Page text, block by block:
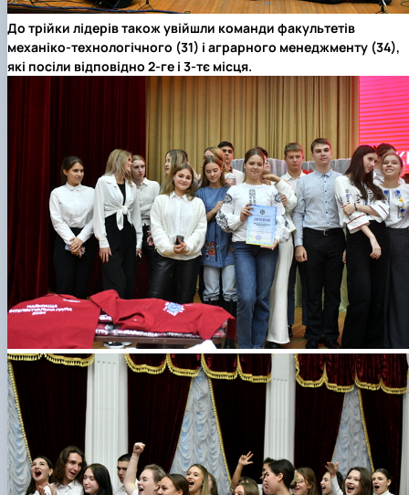
До трійки лідерів також увійшли команди факультетів
механіко-технологічного (31) і аграрного менеджменту (34),
які посіли відповідно 2-ге і 3-тє місця.